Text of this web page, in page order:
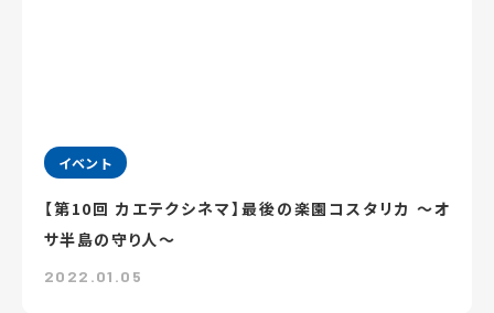
イベント
【第10回 カエテクシネマ】最後の楽園コスタリカ ～オ
サ半島の守り人～
2022.01.05